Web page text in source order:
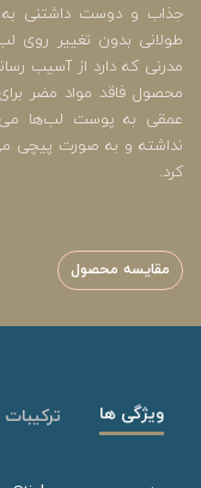
جذاب و دوست داشتنی
طولانی بدون تغییر روی
مدرنی که دارد از آسیب
محصول فاقد مواد مضر
عمقی به پوست لب‌ها
نداشته و به صورت پیچی
کرد.
مقایسه محصول
ویژگی ها